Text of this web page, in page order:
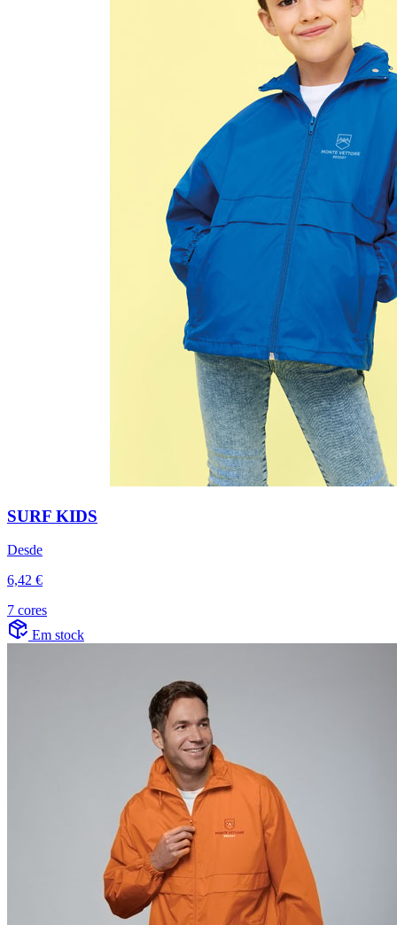
SURF KIDS
Desde
6,42 €
7 cores
Em stock